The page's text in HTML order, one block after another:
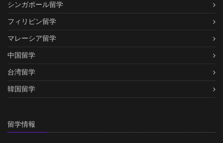
シンガポール留学
フィリピン留学
マレーシア留学
中国留学
台湾留学
韓国留学
留学情報